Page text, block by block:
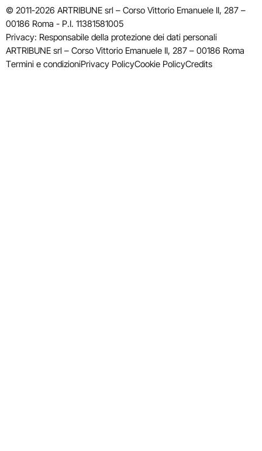
© 2011-2026 ARTRIBUNE srl – Corso Vittorio Emanuele II, 287 –
00186 Roma - P.I. 11381581005
Privacy: Responsabile della protezione dei dati personali
ARTRIBUNE srl – Corso Vittorio Emanuele II, 287 – 00186 Roma
Termini e condizioniPrivacy PolicyCookie PolicyCredits